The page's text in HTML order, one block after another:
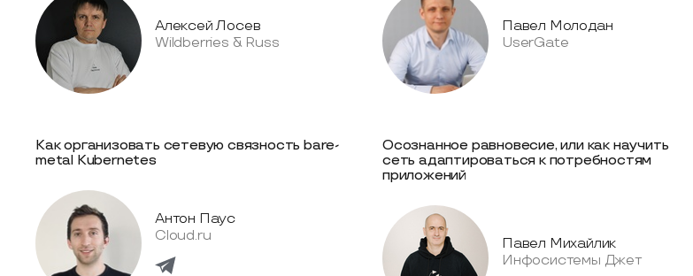
Алексей Лосев
Wildberries & Russ
Павел Молодан
UserGate
Как организовать сетевую связность bare-
metal Kubernetes
Антон Паус
Cloud.ru
Осознанное равновесие, или как научить
сеть адаптироваться к потребностям
приложений
Павел Михайлик
Инфосистемы Джет